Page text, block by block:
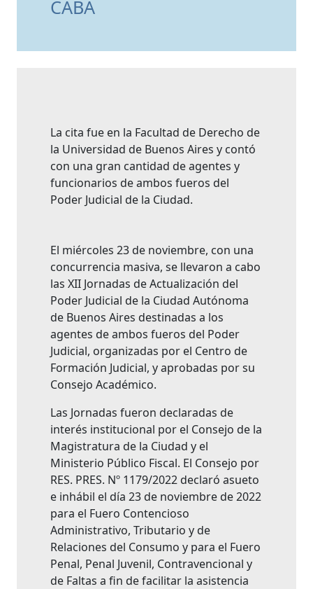
CABA
La cita fue en la Facultad de Derecho de
la Universidad de Buenos Aires y contó
con una gran cantidad de agentes y
funcionarios de ambos fueros del
Poder Judicial de la Ciudad.
El miércoles 23 de noviembre, con una
concurrencia masiva, se llevaron a cabo
las XII Jornadas de Actualización del
Poder Judicial de la Ciudad Autónoma
de Buenos Aires destinadas a los
agentes de ambos fueros del Poder
Judicial, organizadas por el Centro de
Formación Judicial, y aprobadas por su
Consejo Académico.
Las Jornadas fueron declaradas de
interés institucional por el Consejo de la
Magistratura de la Ciudad y el
Ministerio Público Fiscal. El Consejo por
RES. PRES. Nº 1179/2022 declaró asueto
e inhábil el día 23 de noviembre de 2022
para el Fuero Contencioso
Administrativo, Tributario y de
Relaciones del Consumo y para el Fuero
Penal, Penal Juvenil, Contravencional y
de Faltas a fin de facilitar la asistencia